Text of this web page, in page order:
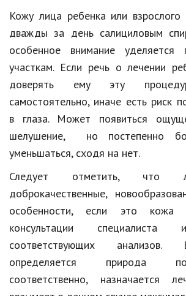
Кожу лица ребенка или
дважды за день салициловым
особенное внимание
участкам. Если речь о лечении
доверять ему эту
самостоятельно, иначе есть риск
в глаза. Может появиться
шелушение, но постепенно
уменьшаться, сходя на нет.
Следует отметить, что
доброкачественные,
особенности, если это кожа
консультации специалиста
соответствующих анализов.
определяется природа
соответственно, назначается